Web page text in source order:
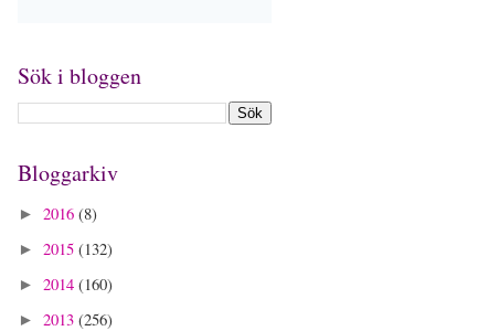
Sök i bloggen
Bloggarkiv
► 2016 (8)
► 2015 (132)
► 2014 (160)
► 2013 (256)